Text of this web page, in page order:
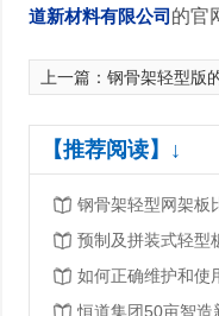
道新材料有限公司 的官
上一篇： 钢骨架轻型版
【推荐阅读】↓
钢骨架轻型网架板
预制及拼装式轻型
如何正确维护和使